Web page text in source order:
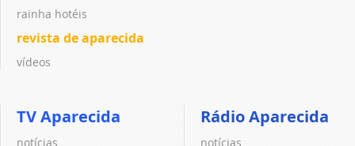
rainha hotéis
revista de aparecida
vídeos
TV Aparecida
notícias
Rádio Aparecida
notícias